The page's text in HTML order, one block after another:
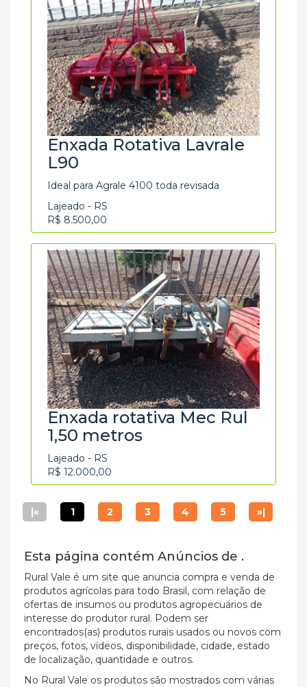
Enxada Rotativa Lavrale
L90
Ideal para Agrale 4100 toda revisada
Lajeado - RS
R$ 8.500,00
Enxada rotativa Mec Rul
1,50 metros
Lajeado - RS
R$ 12.000,00
|« 1 2 3 4 5 »|
Esta página contém Anúncios de .
Rural Vale é um site que anuncia compra e venda de
produtos agrícolas para todo Brasil, com relação de
ofertas de insumos ou produtos agropecuários de
interesse do produtor rural. Podem ser
encontrados(as) produtos rurais usados ou novos com
preços, fotos, vídeos, disponibilidade, cidade, estado
de localização, quantidade e outros.
No Rural Vale os produtos são mostrados com várias